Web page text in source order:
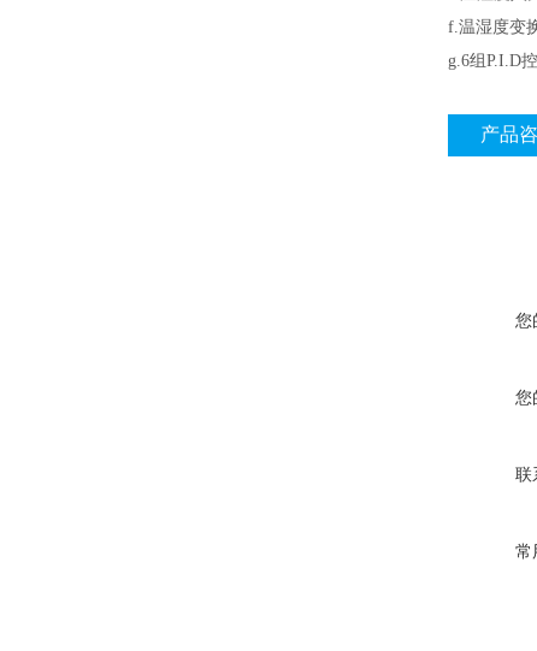
f.温湿度变
g.6组P.I.D
产品
您
您
联
常